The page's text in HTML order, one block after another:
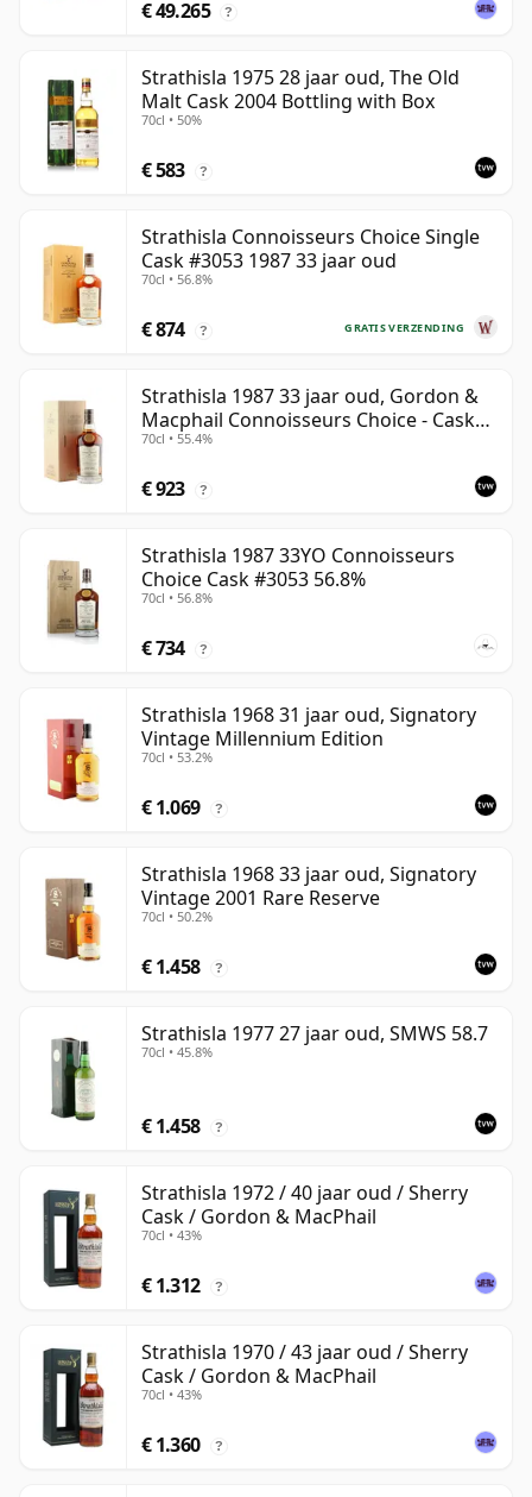
€ 49.265 ?
Strathisla 1975 28 jaar oud, The Old
Malt Cask 2004 Bottling with Box
70cl • 50%
€ 583 ?
Strathisla Connoisseurs Choice Single
Cask #3053 1987 33 jaar oud
70cl • 56.8%
GRATIS VERZENDING
€ 874 ?
Strathisla 1987 33 jaar oud, Gordon &
Macphail Connoisseurs Choice - Cask
3052
70cl • 55.4%
€ 923 ?
Strathisla 1987 33YO Connoisseurs
Choice Cask #3053 56.8%
70cl • 56.8%
€ 734 ?
Strathisla 1968 31 jaar oud, Signatory
Vintage Millennium Edition
70cl • 53.2%
€ 1.069 ?
Strathisla 1968 33 jaar oud, Signatory
Vintage 2001 Rare Reserve
70cl • 50.2%
€ 1.458 ?
Strathisla 1977 27 jaar oud, SMWS 58.7
70cl • 45.8%
€ 1.458 ?
Strathisla 1972 / 40 jaar oud / Sherry
Cask / Gordon & MacPhail
70cl • 43%
€ 1.312 ?
Strathisla 1970 / 43 jaar oud / Sherry
Cask / Gordon & MacPhail
70cl • 43%
€ 1.360 ?